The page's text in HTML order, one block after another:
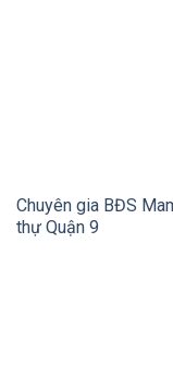
Chuyên gia BĐS
thự Quận 9